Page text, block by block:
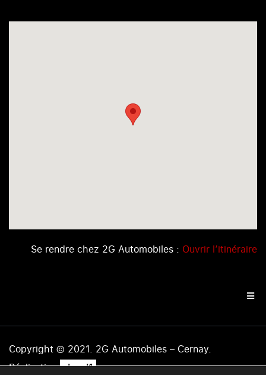
Se rendre chez 2G Automobiles : Ouvrir l’itinéraire
Copyright © 2021. 2G Automobiles – Cernay.
Réalisation .level1